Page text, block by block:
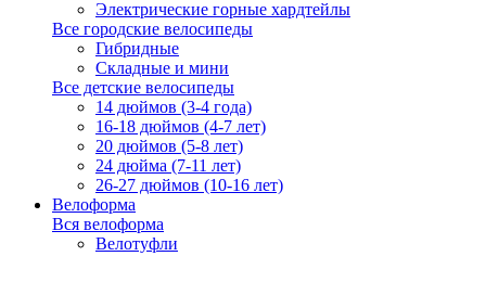
Электрические горные хардтейлы
Все городские велосипеды
Гибридные
Складные и мини
Все детские велосипеды
14 дюймов (3-4 года)
16-18 дюймов (4-7 лет)
20 дюймов (5-8 лет)
24 дюйма (7-11 лет)
26-27 дюймов (10-16 лет)
Велоформа
Вся велоформа
Велотуфли